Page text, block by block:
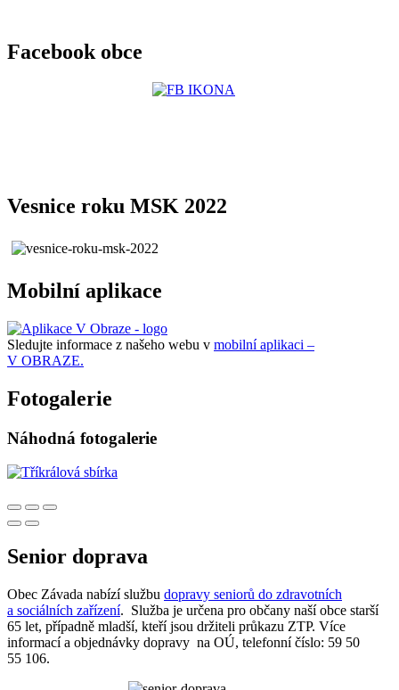
Facebook obce
Vesnice roku MSK 2022
Mobilní aplikace
Sledujte informace z našeho webu v mobilní aplikaci –
V OBRAZE.
Fotogalerie
Náhodná fotogalerie
Senior doprava
Obec Závada nabízí službu dopravy seniorů do zdravotních
a sociálních zařízení. Služba je určena pro občany naší obce starší
65 let, případně mladší, kteří jsou držiteli průkazu ZTP. Více
informací a objednávky dopravy na OÚ, telefonní číslo: 59 50
55 106.